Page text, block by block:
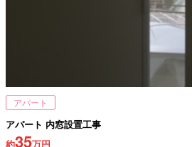
アパート
アパート 内窓設置工事
約35万円